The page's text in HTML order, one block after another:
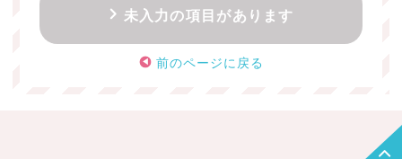
・お問い合わせに対する回答及び資料送付のご連絡
・当社のお客様向けサービスの提供
・本人確認
・サービスの開発・改善のための分析
未入力の項目があります
前のページに戻る